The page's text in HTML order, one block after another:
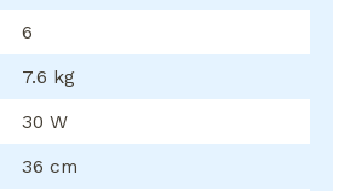
6
7.6 kg
30 W
36 cm